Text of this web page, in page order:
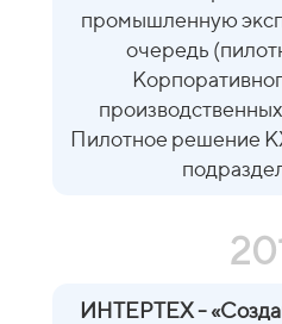
промышленную
очередь
Пилотное решение
ИНТЕРТЕХ -